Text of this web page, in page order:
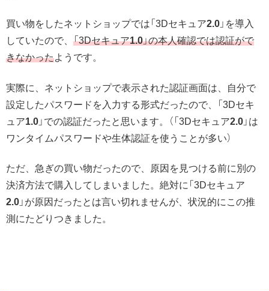
買い物をしたネットショップでは「3Dセキュア2.0 」を導入
していたので、 「3Dセキュア1.0」の本人確認では認証がで
きなかったようです。
実際に、ネットショップで表示された認証画面は、自分で
設定したパスワードを入力する形式だったので、「3Dセキ
ュア1.0 」での認証だったと思います。（「3Dセキュア2.0 」は
ワンタイムパスワードや生体認証を使うことが多い）
ただ、急ぎの買い物だったので、原因を見つける前に別の
決済方法で購入してしまいました。絶対に「3Dセキュア
2.0 」が原因だったとは言い切れませんが、状況的にこの推
測にたどりつきました。